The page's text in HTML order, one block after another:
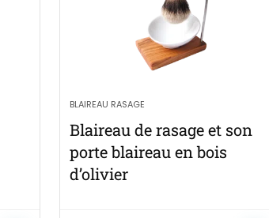
BLAIREAU RASAGE
Blaireau de rasage et son
porte blaireau en bois
d’olivier